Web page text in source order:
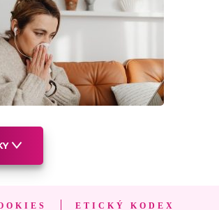
ETICKÝ KODEX